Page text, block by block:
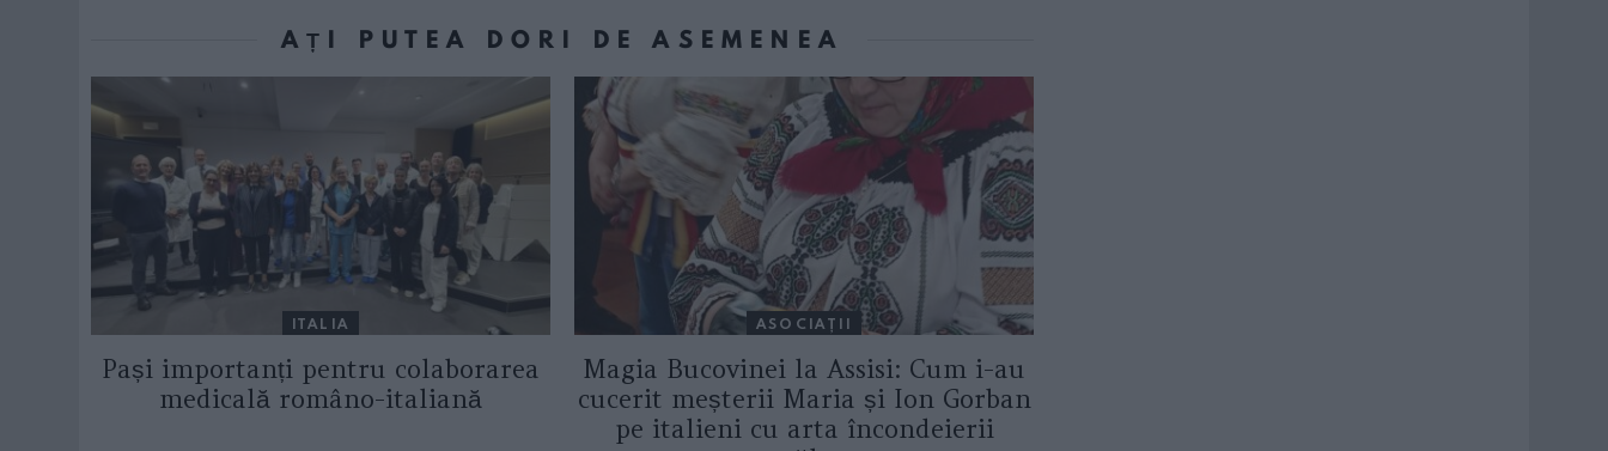
AȚI PUTEA DORI DE ASEMENEA
ITALIA
Pași importanți pentru colaborarea
medicală româno-italiană
ASOCIAŢII
Magia Bucovinei la Assisi: Cum i-au
cucerit meșterii Maria și Ion Gorban
pe italieni cu arta încondeierii